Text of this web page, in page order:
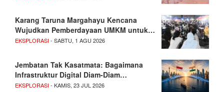
Karang Taruna Margahayu Kencana
Wujudkan Pemberdayaan UMKM untuk…
EKSPLORASI- SABTU, 1 AGU 2026
Jembatan Tak Kasatmata: Bagaimana
Infrastruktur Digital Diam-Diam…
EKSPLORASI- KAMIS, 23 JUL 2026